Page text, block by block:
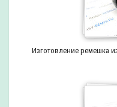
Изготовление ремешка